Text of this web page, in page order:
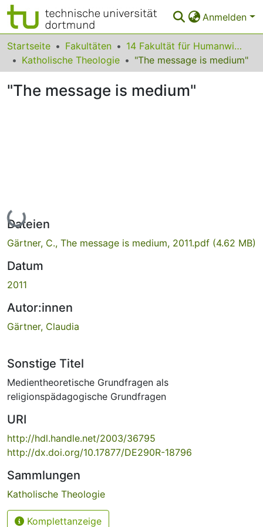
Anmelden
Bereiche & Sammlungen
Das gesamte Repositorium
Statistiken
Startseite Fakultäten
14 Fakultät für Humanwissenschaften und Theologie
Katholische Theologie
"The message is medium"
"The message is medium"
Lade...
Dateien
Gärtner, C., The message is medium, 2011.pdf (4.62 MB)
Datum
2011
Autor:innen
Gärtner, Claudia
Sonstige Titel
Medientheoretische Grundfragen als
religionspädagogische Grundfragen
URI
http://hdl.handle.net/2003/36795
http://dx.doi.org/10.17877/DE290R-18796
Sammlungen
Katholische Theologie
Komplettanzeige